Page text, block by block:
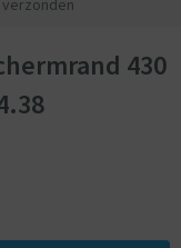
430